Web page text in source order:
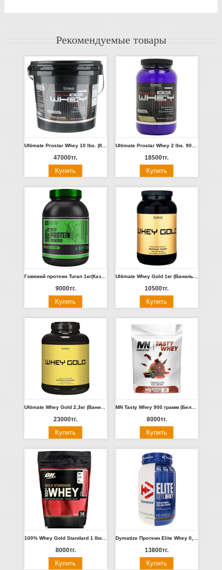
Рекомендуемые товары
Ultimate Prostar Whey 10 lbs. (Клубника, Шоколад)
47000тг.
Ultimate Prostar Whey 2 lbs. 900гр (Манго)
18500тг.
Говяжий протеин Turan 1кг(Казахстан)
9000тг.
Ultimate Whey Gold 1кг (Ваниль, Шоколад)
10500тг.
Ultimate Whey Gold 2,3кг (Ваниль, Шоколад)
23000тг.
MN Tasty Whey 900 грамм (Белый Шоколад с Клубникой, Шоколадное мороженое)
8000тг.
8000тг. 13800тг.